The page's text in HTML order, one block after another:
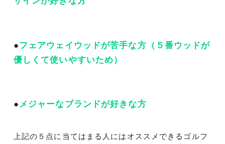
●フェアウェイウッドが苦手な方（５番ウッドが
優しくて使いやすいため）
● メジャーなブランドが好きな方
上記の５点に当てはまる人にはオススメできるゴルフ